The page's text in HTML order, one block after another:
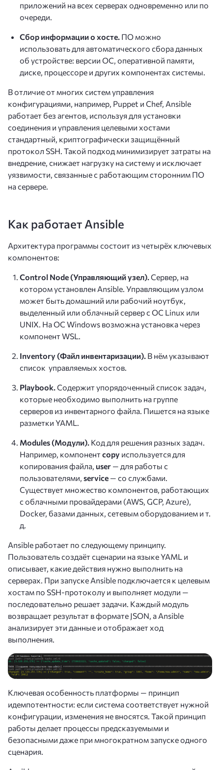
приложений на всех серверах одновременно или по
очереди.
Сбор информации о хосте. ПО можно
использовать для автоматического сбора данных
об устройстве: версии ОС, оперативной памяти,
диске, процессоре и других компонентах системы.
В отличие от многих систем управления
конфигурациями, например, Puppet и Chef, Ansible
работает без агентов, используя для установки
соединения и управления целевыми хостами
стандартный, криптографически защищённый
протокол SSH. Такой подход минимизирует затраты на
внедрение, снижает нагрузку на систему и исключает
уязвимости, связанные с работающим сторонним ПО
на сервере.
Как работает Ansible
Архитектура программы состоит из четырёх ключевых
компонентов:
Control Node (Управляющий узел).Сервер, на
котором установлен Ansible. Управляющим узлом
может быть домашний или рабочий ноутбук,
выделенный или облачный сервер с ОС Linux или
UNIX. На ОС Windows возможна установка через
компонент WSL.
Inventory (Файл инвентаризации). В нём указывают
список управляемых хостов.
Playbook.Содержит упорядоченный список задач,
которые необходимо выполнить на группе
серверов из инвентарного файла. Пишется на языке
разметки YAML.
Modules (Модули). Код для решения разных задач.
Например, компонентcopy используется для
копирования файла, user — для работы с
пользователями, service — со службами.
Существует множество компонентов, работающих
с облачными провайдерами (AWS, GCP, Azure),
Docker, базами данных, сетевым оборудованием и т.
д.
Ansible работает по следующему принципу.
Пользователь создаёт сценарии на языке YAML и
описывает, какие действия нужно выполнить на
серверах. При запуске Ansible подключается к целевым
хостам по SSH-протоколу и выполняет модули —
последовательно решает задачи. Каждый модуль
возвращает результат в формате JSON, а Ansible
анализирует эти данные и отображает ход
выполнения.
Ключевая особенность платформы — принцип
идемпотентности: если система соответствует нужной
конфигурации, изменения не вносятся. Такой принцип
работы делает процессы предсказуемыми и
безопасными даже при многократном запуске одного
сценария.